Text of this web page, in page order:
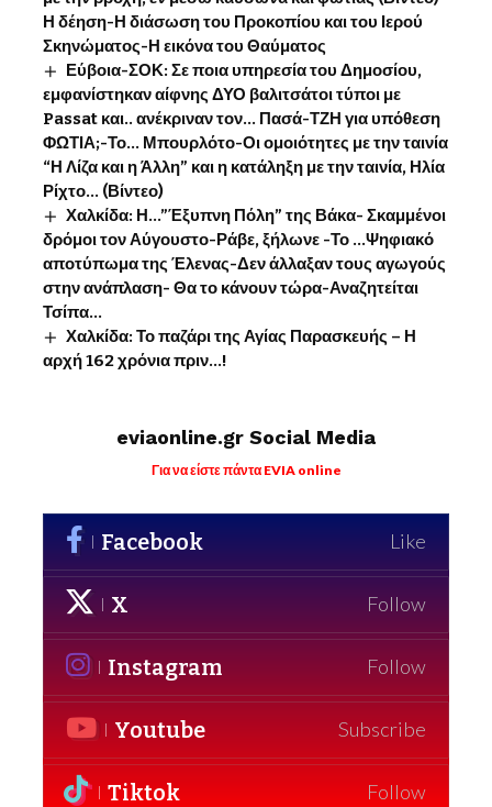
Η δέηση-Η διάσωση του Προκοπίου και του Ιερού
Σκηνώματος-Η εικόνα του Θαύματος
Εύβοια-ΣΟΚ: Σε ποια υπηρεσία του Δημοσίου,
εμφανίστηκαν αίφνης ΔΥΟ βαλιτσάτοι τύποι με
Passat και.. ανέκριναν τον… Πασά-ΤΖΗ για υπόθεση
ΦΩΤΙΑ;-Το… Μπουρλότο-Οι ομοιότητες με την ταινία
“Η Λίζα και η Άλλη” και η κατάληξη με την ταινία, Ηλία
Ρίχτο… (Βίντεο)
Χαλκίδα: Η…”Έξυπνη Πόλη” της Βάκα- Σκαμμένοι
δρόμοι τον Αύγουστο-Ράβε, ξήλωνε -Το …Ψηφιακό
αποτύπωμα της Έλενας-Δεν άλλαξαν τους αγωγούς
στην ανάπλαση- Θα το κάνουν τώρα-Αναζητείται
Τσίπα…
Χαλκίδα: Το παζάρι της Αγίας Παρασκευής – Η
αρχή 162 χρόνια πριν…!
eviaonline.gr Social Media
Για να είστε πάντα EVIA online
Facebook Like
X Follow
Instagram Follow
Youtube Subscribe
Tiktok Follow